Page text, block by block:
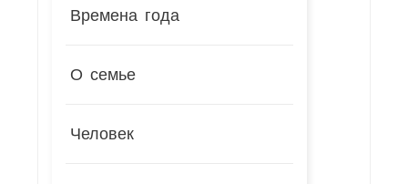
Времена года
О семье
Человек